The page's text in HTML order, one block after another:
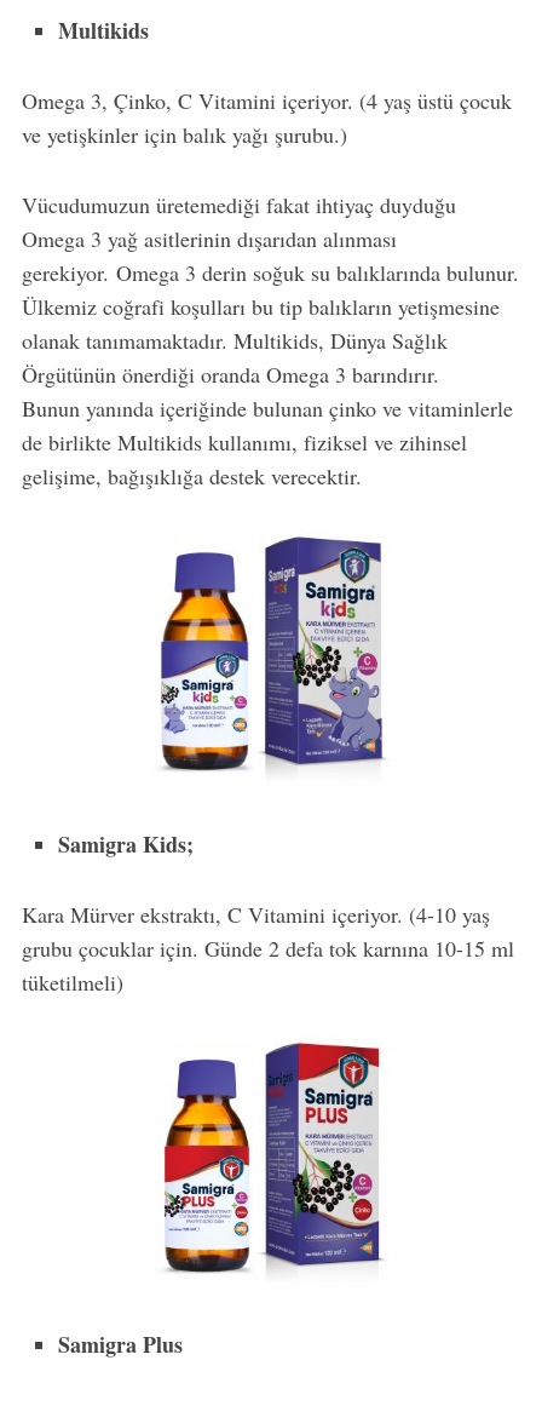
Multikids
Omega 3, Çinko, C Vitamini içeriyor. (4 yaş üstü çocuk
ve yetişkinler için balık yağı şurubu.)
Vücudumuzun üretemediği fakat ihtiyaç duyduğu
Omega 3 yağ asitlerinin dışarıdan alınması
gerekiyor. Omega 3 derin soğuk su balıklarında bulunur.
Ülkemiz coğrafi koşulları bu tip balıkların yetişmesine
olanak tanımamaktadır. Multikids, Dünya Sağlık
Örgütünün önerdiği oranda Omega 3 barındırır.
Bunun yanında içeriğinde bulunan çinko ve vitaminlerle
de birlikte Multikids kullanımı, fiziksel ve zihinsel
gelişime, bağışıklığa destek verecektir.
Samigra Kids;
Kara Mürver ekstraktı, C Vitamini içeriyor. (4-10 yaş
grubu çocuklar için. Günde 2 defa tok karnına 10-15 ml
tüketilmeli)
Samigra Plus